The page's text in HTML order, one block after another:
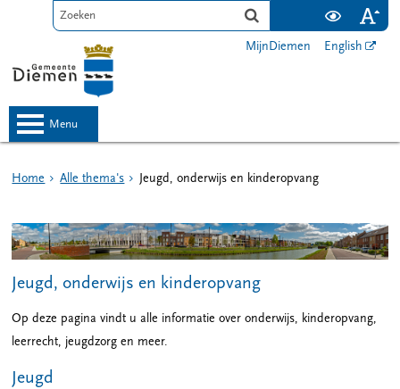
MijnDiemen English
menu
Home Alle thema's Jeugd, onderwijs en kinderopvang
Jeugd, onderwijs en kinderopvang
Op deze pagina vindt u alle informatie over onderwijs, kinderopvang,
leerrecht, jeugdzorg en meer.
Jeugd